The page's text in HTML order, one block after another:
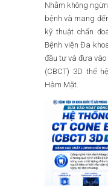
Nhằm không
bệnh và mang
kỹ thuật chẩn
Bệnh viện Đa
đầu tư và đưa vào
(CBCT) 3D thế
Hàm Mặt.